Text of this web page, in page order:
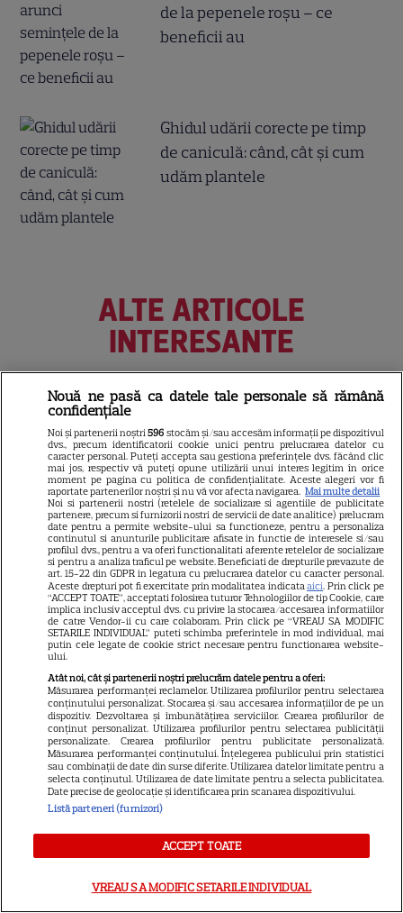
de la pepenele roșu – ce
beneficii au
Ghidul udării corecte pe timp
de caniculă: când, cât şi cum
udăm plantele
ALTE ARTICOLE
INTERESANTE
16
Noutăți Netflix în august 2026:
Robert De Niro, „Nosferatu” și
noile sezoane din „Outer
Banks” și „Un veac de
singurătate”
14
VEDETE STRĂINE
Sean Astin din „Stăpânul
Inelelor” a fost nevoit să își
vândă casa din cauza
salariului mic: Câți bani a
primit de fapt
14
VEDETE STRĂINE
Elon Musk, atac la adresa
regizorului premiat cu Oscar
care a realizat documentarul
despre viața sa. Filmul are 232
de minute
Nouă ne pasă ca datele tale personale să rămână
confidențiale
Noi și partenerii noștri596 stocăm și/sau accesăm informații pe dispozitivul
dvs., precum identificatorii cookie unici pentru prelucrarea datelor cu
caracter personal. Puteți accepta sau gestiona preferințele dvs. făcând clic
mai jos, respectiv vă puteți opune utilizării unui interes legitim în orice
moment pe pagina cu politica de confidențialitate. Aceste alegeri vor fi
raportate partenerilor noștri și nu vă vor afecta navigarea. Mai multe detalii
Noi si partenerii nostri (retelele de socializare si agentiile de publicitate
partenere, precum si furnizorii nostri de servicii de date analitice) prelucram
date pentru a permite website-ului sa functioneze, pentru a personaliza
continutul si anunturile publicitare afisate in functie de interesele si/sau
profilul dvs., pentru a va oferi functionalitati aferente retelelor de socializare
si pentru a analiza traficul pe website. Beneficiati de drepturile prevazute de
art. 15-22 din GDPR in legatura cu prelucrarea datelor cu caracter personal.
Aceste drepturi pot fi exercitate prin modalitatea indicataaici. Prin click pe
“ACCEPT TOATE”, acceptati folosirea tuturor Tehnologiilor de tip Cookie, care
implica inclusiv acceptul dvs. cu privire la stocarea/accesarea informatiilor
de catre Vendor-ii cu care colaboram. Prin click pe “VREAU SA MODIFIC
SETARILE INDIVIDUAL” puteti schimba preferintele in mod individual, mai
putin cele legate de cookie strict necesare pentru functionarea website-
ului.
Atât noi, cât și partenerii noștri prelucrăm datele pentru a oferi:
Măsurarea performanței reclamelor. Utilizarea profilurilor pentru selectarea
conținutului personalizat. Stocarea și/sau accesarea informațiilor de pe un
dispozitiv. Dezvoltarea și îmbunătățirea serviciilor. Crearea profilurilor de
conținut personalizat. Utilizarea profilurilor pentru selectarea publicității
personalizate. Crearea profilurilor pentru publicitate personalizată.
Măsurarea performanței conținutului. Înțelegerea publicului prin statistici
sau combinații de date din surse diferite. Utilizarea datelor limitate pentru a
selecta conținutul. Utilizarea de date limitate pentru a selecta publicitatea.
Date precise de geolocație și identificarea prin scanarea dispozitivului.
Listă parteneri (furnizori)
ACCEPT TOATE
VREAU SA MODIFIC SETARILE INDIVIDUAL